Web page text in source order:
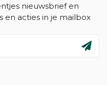
nieuwsbrief en
en acties in je mailbox